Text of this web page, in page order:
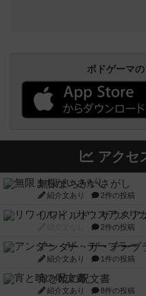
ボドゲーマ
アクセ
無限まちがいさがし
紹介文あり 2件の投稿
リワイルド：サウスア
2件の投稿
アンダー・ザ・テーブ
紹介文あり 1件の投稿
宵と暁の呪文書
紹介文あり 8件の投稿